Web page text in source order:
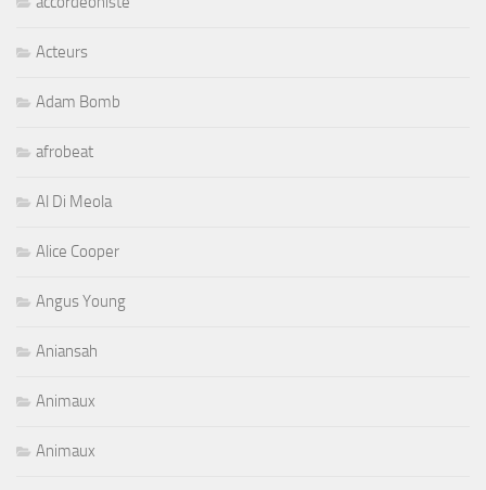
Acteurs
Adam Bomb
afrobeat
Al Di Meola
Alice Cooper
Angus Young
Aniansah
Animaux
Animaux